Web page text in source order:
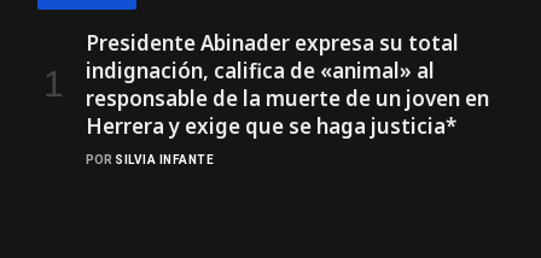
Presidente Abinader expresa su total
indignación, califica de «animal» al
responsable de la muerte de un joven en
Herrera y exige que se haga justicia*
POR SILVIA INFANTE